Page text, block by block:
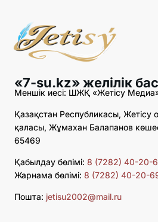
«7-su.kz» желілік
Меншік иесі: ШЖҚ «Жетісу
Қазақстан Республикасы, Жетісу
қаласы, Жұмахан Балапанов
65469
Қабылдау бөлімі: 8 (7282) 40-20-
Жарнама бөлімі: 8 (7282) 40-20-
Пошта: jetisu2002@mail.ru